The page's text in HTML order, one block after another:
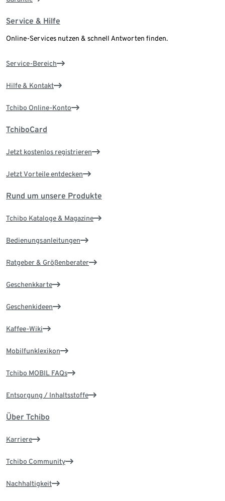
Service & Hilfe
Online-Services nutzen & schnell Antworten finden.
Service-Bereich
Hilfe & Kontakt
Tchibo Online-Konto
TchiboCard
Jetzt kostenlos registrieren
Jetzt Vorteile entdecken
Rund um unsere Produkte
Tchibo Kataloge & Magazine
Bedienungsanleitungen
Ratgeber & Größenberater
Geschenkkarte
Geschenkideen
Kaffee-Wiki
Mobilfunklexikon
Tchibo MOBIL FAQs
Entsorgung / Inhaltsstoffe
Über Tchibo
Karriere
Tchibo Community
Nachhaltigkeit